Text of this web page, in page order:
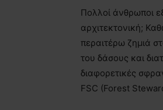
Πολλοί άνθρωποι
αρχιτεκτονική;
περαιτέρω ζημιά
του δάσους και
διαφορετικές
FSC (Forest